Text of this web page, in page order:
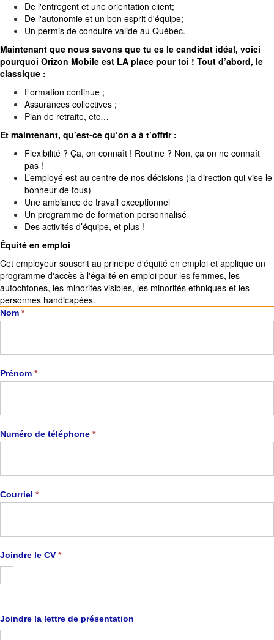
De l'entregent et une orientation client;
De l'autonomie et un bon esprit d'équipe;
Un permis de conduire valide au Québec.
Maintenant que nous savons que tu es le candidat idéal, voici
pourquoi Orizon Mobile est LA place pour toi ! Tout d’abord, le
classique :
Formation continue ;
Assurances collectives ;
Plan de retraite, etc…
Et maintenant, qu’est-ce qu’on a à t’offrir :
Flexibilité ? Ça, on connaît ! Routine ? Non, ça on ne connaît
pas !
L’employé est au centre de nos décisions (la direction qui vise le
bonheur de tous)
Une ambiance de travail exceptionnel
Un programme de formation personnalisé
Des activités d’équipe, et plus !
Équité en emploi
Cet employeur souscrit au principe d'équité en emploi et applique un
programme d'accès à l'égalité en emploi pour les femmes, les
autochtones, les minorités visibles, les minorités ethniques et les
personnes handicapées.
Carrière
Nom *
Prénom *
Numéro de téléphone *
Courriel *
Joindre le CV *
Joindre la lettre de présentation